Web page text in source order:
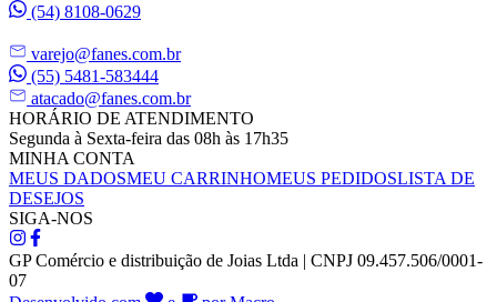
(54) 8108-0629
varejo@fanes.com.br
(55) 5481-583444
atacado@fanes.com.br
HORÁRIO DE ATENDIMENTO
Segunda à Sexta-feira das 08h às 17h35
MINHA CONTA
MEUS DADOSMEU CARRINHOMEUS PEDIDOSLISTA DE
DESEJOS
SIGA-NOS
GP Comércio e distribuição de Joias Ltda | CNPJ 09.457.506/0001-
07